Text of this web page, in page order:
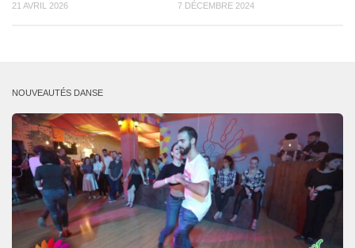
21 AVRIL 2026 7 DÉCEMBRE 2024
NOUVEAUTÉS DANSE